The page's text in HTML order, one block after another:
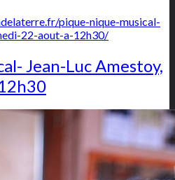
pique-nique-musical-
22-aout-a-12h30/
Jean-Luc Amestoy,